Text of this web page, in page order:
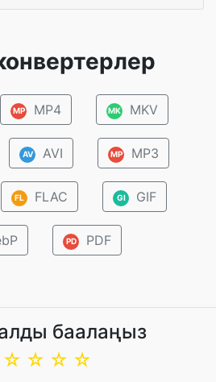
MP MP4 MK MKV
AV AVI MP MP3
FL FLAC GI GIF
PD PDF
баалаңыз
☆
☆
☆
☆